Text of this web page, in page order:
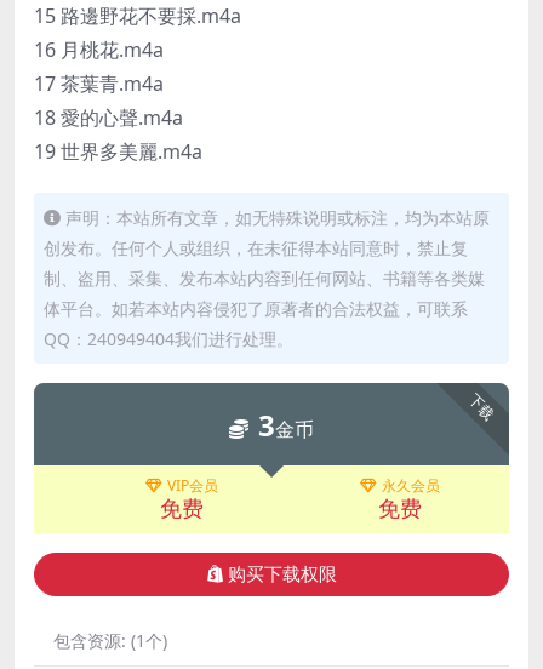
15 路邊野花不要採.m4a
16 月桃花.m4a
17 茶葉青.m4a
18 愛的心聲.m4a
19 世界多美麗.m4a
声明：本站所有文章，如无特殊说明或标注，均为本站原
创发布。任何个人或组织，在未征得本站同意时，禁止复
制、盗用、采集、发布本站内容到任何网站、书籍等各类媒
体平台。如若本站内容侵犯了原著者的合法权益，可联系
QQ：240949404我们进行处理。
下载
3金币
VIP会员
免费
永久会员
免费
购买下载权限
包含资源: (1个)